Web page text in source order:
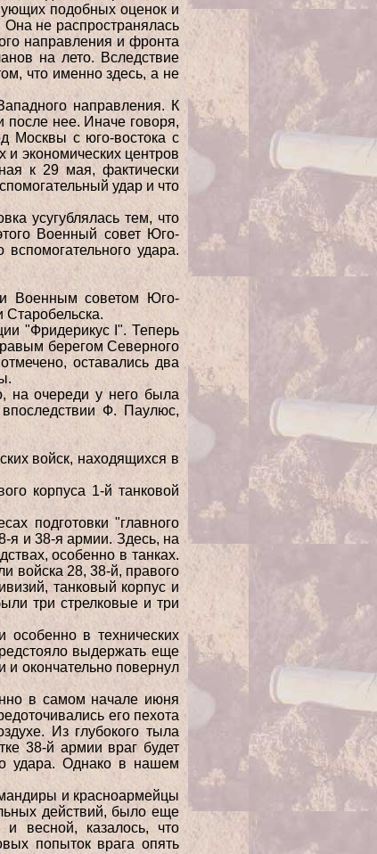
подобных оценок и
не распространялась
направления и фронта
на лето. Вследствие
что именно здесь, а не
направления. К
после нее. Иначе говоря,
Москвы с юго-востока с
экономических центров
к 29 мая, фактически
удар и что
усугублялась тем, что
Военный совет Юго-
удара.
Военным советом Юго-
"Фридерикус I". Теперь
берегом Северного
оставались два
на очереди у него была
Ф. Паулюс,
войск, находящихся в
корпуса 1-й танковой
подготовки "главного
я и 38-я армии. Здесь, на
особенно в танках.
войска 28, 38-й, правого
танковый корпус и
три стрелковые и три
в технических
выдержать еще
окончательно повернул
в самом начале июня
его пехота
Из глубокого тыла
38-й армии враг будет
удара. Однако в нашем
и красноармейцы
действий, было еще
весной, казалось, что
попыток врага опять